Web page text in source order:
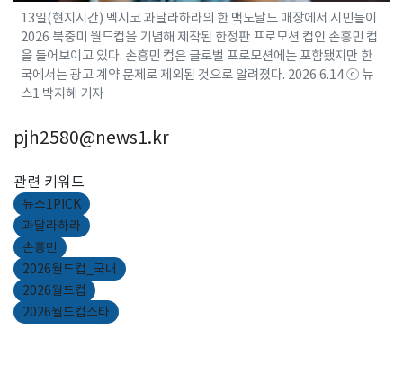
13일(현지시간) 멕시코 과달라하라의 한 맥도날드 매장에서 시민들이
2026 북중미 월드컵을 기념해 제작된 한정판 프로모션 컵인 손흥민 컵
을 들어보이고 있다. 손흥민 컵은 글로벌 프로모션에는 포함됐지만 한
국에서는 광고 계약 문제로 제외된 것으로 알려졌다. 2026.6.14 ⓒ 뉴
스1 박지혜 기자
pjh2580@news1.kr
관련 키워드
뉴스1PICK
과달라하라
손흥민
2026월드컵_국내
2026월드컵
2026월드컵스타